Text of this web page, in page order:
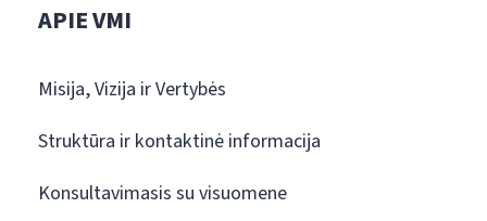
APIE VMI
Misija, Vizija ir Vertybės
Struktūra ir kontaktinė informacija
Konsultavimasis su visuomene